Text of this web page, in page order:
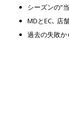
シーズンの“
MDとEC､ 店
過去の失敗か